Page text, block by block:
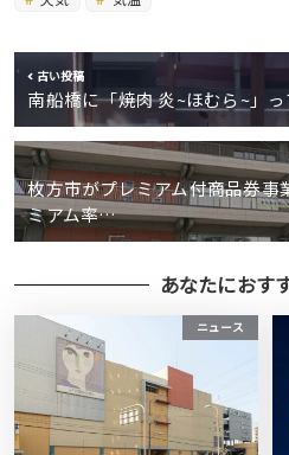
古い投稿
南船橋に「焼肉 炎~ほむら~」
枚方市がプレミアム付商品券
ミアム率…
あなたにおす
ニュース